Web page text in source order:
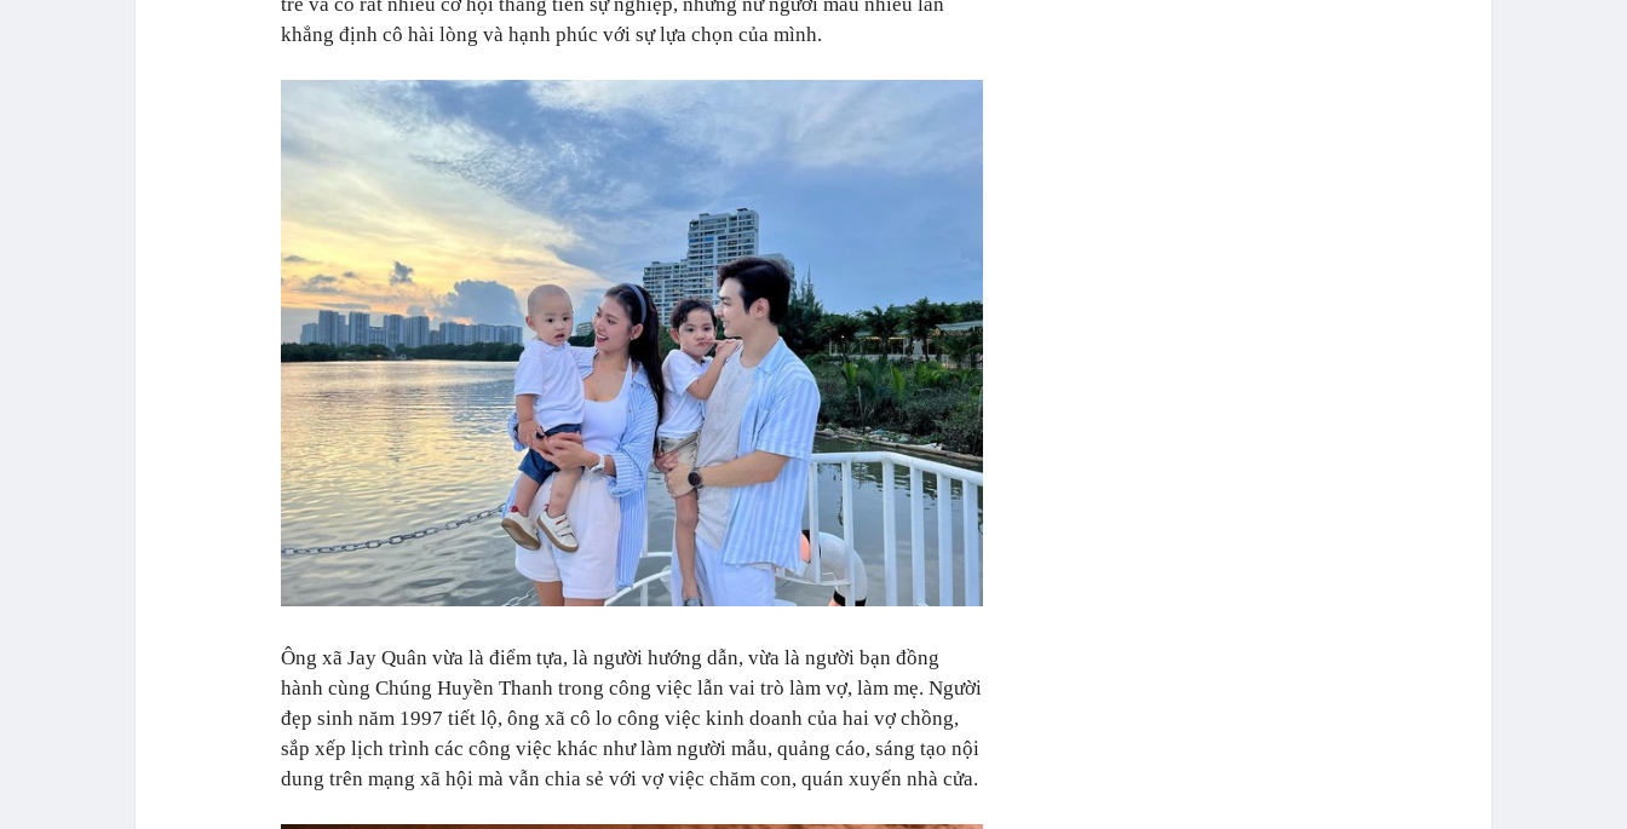
khẳng định cô hài lòng và hạnh phúc với sự lựa chọn của mình.
Ông xã Jay Quân vừa là điểm tựa, là người hướng dẫn, vừa là người bạn đồng
hành cùng Chúng Huyền Thanh trong công việc lẫn vai trò làm vợ, làm mẹ. Người
đẹp sinh năm 1997 tiết lộ, ông xã cô lo công việc kinh doanh của hai vợ chồng,
sắp xếp lịch trình các công việc khác như làm người mẫu, quảng cáo, sáng tạo nội
dung trên mạng xã hội mà vẫn chia sẻ với vợ việc chăm con, quán xuyến nhà cửa.